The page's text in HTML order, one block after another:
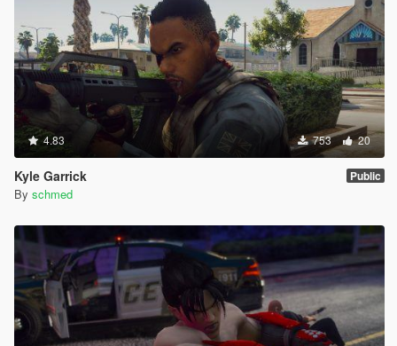
4.83 753 20
Kyle Garrick Public
By schmed